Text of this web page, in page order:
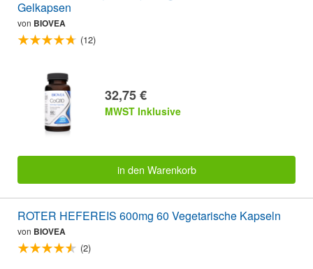
Gelkapsen
von BIOVEA
(12)
32,75 €
MWST Inklusive
in den Warenkorb
ROTER HEFEREIS 600mg 60 Vegetarische Kapseln
von BIOVEA
(2)